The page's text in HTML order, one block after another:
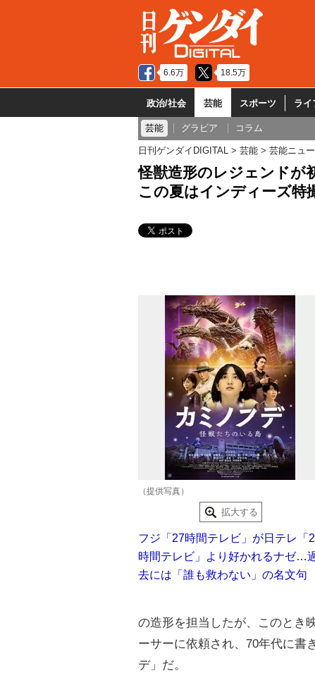
6.6万 18.5万
政治/社会 芸能 スポーツ ライ
芸能 グラビア コラム
日刊ゲンダイDIGITAL 芸能 芸能ニュ
怪獣造形のレジェンドが
この夏はインディーズ特
（提供写真）
拡大する
フジ「27時間テレビ」が日テレ「
時間テレビ」より好かれるナゼ…
去には「誰も救わない」の名文句
の造形を担当したが、このとき
ーサーに依頼され、70年代に書
デ」だ。